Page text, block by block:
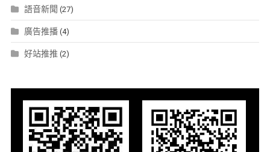
語音新聞 (27)
廣告推播(4)
好站推推 (2)